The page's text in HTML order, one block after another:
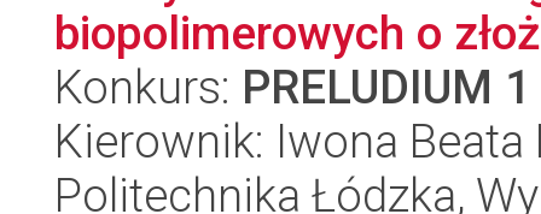
biopolimerowych o
Konkurs: PRELUDIUM 1
Kierownik: Iwona
Politechnika Łódzka,